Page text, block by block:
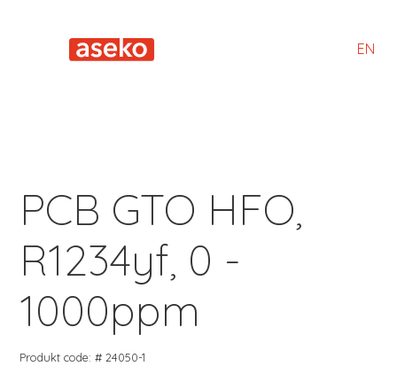
EN
PCB GTO HFO,
R1234yf, 0 -
1000ppm
Produkt code: # 24050-1